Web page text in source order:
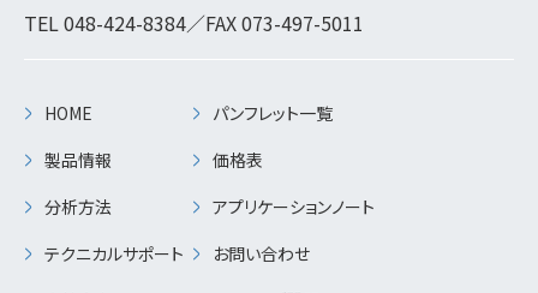
TEL048-424-8384／FAX 073-497-5011
HOME
製品情報
分析方法
テクニカルサポート
パンフレット一覧
価格表
アプリケーションノート
お問い合わせ